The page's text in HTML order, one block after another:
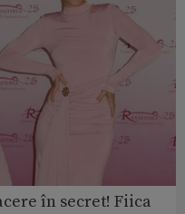
în secret! Fiica